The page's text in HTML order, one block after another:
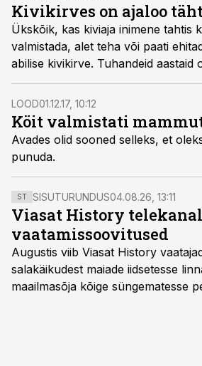
Kivikirves on ajaloo
Ükskõik, kas kiviaja inimene tahtis
valmistada, alet teha või paati ehitada, haaras ta truu
abilise kivikirve. Tuhandeid aastaid
parim tööriist.
LOOD01.12.17, 10:12
Köit valmistati
Avades olid sooned selleks, et
punuda.
ST SISUTURUNDUS04.08.26, 13:11
Viasat History
vaatamissoovitused
Augustis viib Viasat History
salakäikudest maiade iidsetesse
maailmasõja kõige süngematesse